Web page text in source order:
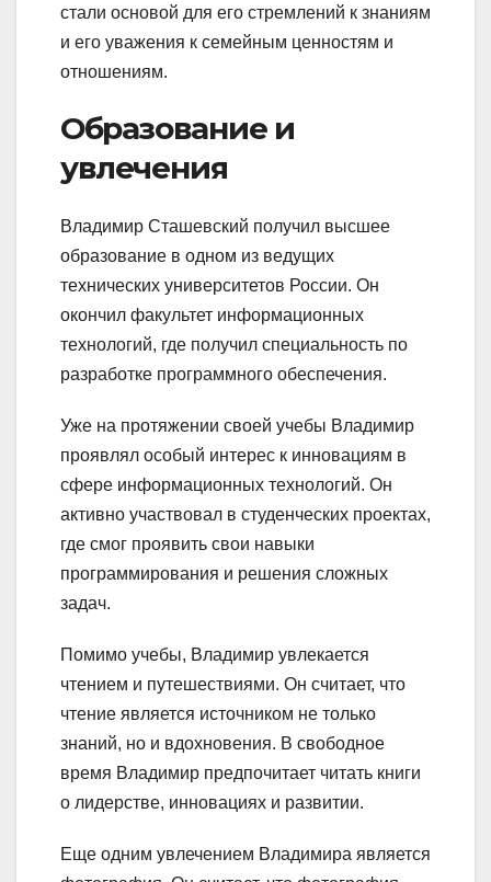
стали основой для его стремлений к знаниям
и его уважения к семейным ценностям и
отношениям.
Образование и
увлечения
Владимир Сташевский получил высшее
образование в одном из ведущих
технических университетов России. Он
окончил факультет информационных
технологий, где получил специальность по
разработке программного обеспечения.
Уже на протяжении своей учебы Владимир
проявлял особый интерес к инновациям в
сфере информационных технологий. Он
активно участвовал в студенческих проектах,
где смог проявить свои навыки
программирования и решения сложных
задач.
Помимо учебы, Владимир увлекается
чтением и путешествиями. Он считает, что
чтение является источником не только
знаний, но и вдохновения. В свободное
время Владимир предпочитает читать книги
о лидерстве, инновациях и развитии.
Еще одним увлечением Владимира является